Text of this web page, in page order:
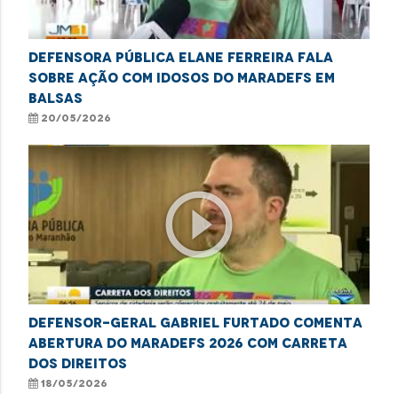
Defensora Pública Elane Ferreira fala
sobre ação com idosos do MaraDefs em
Balsas
20/05/2026
play_circle_outline
Defensor-geral Gabriel Furtado comenta
abertura do MaraDefs 2026 com Carreta
dos Direitos
18/05/2026